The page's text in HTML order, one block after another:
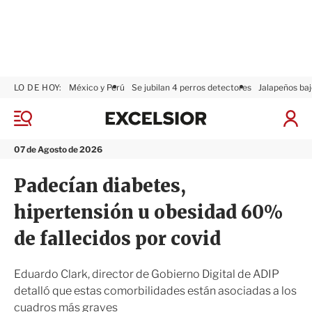
M
n
07 de Agosto de 2026
LO DE HOY: México y Perú Se jubilan 4 perros detectores Jalapeños
I
x
o
r
Padecían diabetes,
hipertensión u obesidad 60%
de fallecidos por covid
Eduardo Clark, director de Gobierno Digital de ADIP
detalló que estas comorbilidades están asociadas a los
cuadros más graves